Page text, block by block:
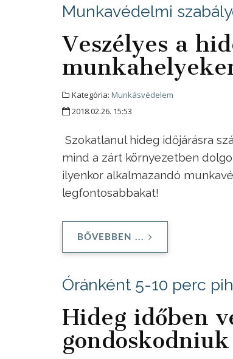
Munkavédelmi
Veszélyes a
Kategória: Munkásvédelem
2018.02.26. 15:53
Szokatlanul hideg időjárásra
mind a zárt környezetben
ilyenkor alkalmazandó
legfontosabbakat!
BŐVEBBEN ...
Óránként 5-10 perc
Hideg időben